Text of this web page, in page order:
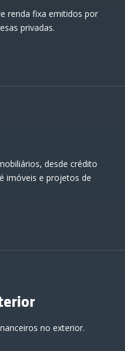
renda fixa emitidos por
privadas.
desde crédito
imóveis e projetos de
no exterior.